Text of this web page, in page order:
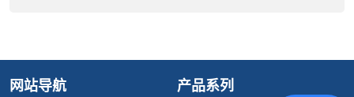
网站导航 产品系列